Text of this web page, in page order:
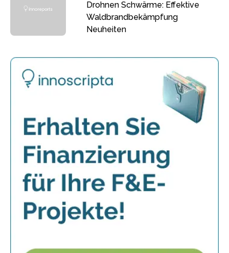
Drohnen Schwärme: Effektive
Waldbrandbekämpfung
Neuheiten